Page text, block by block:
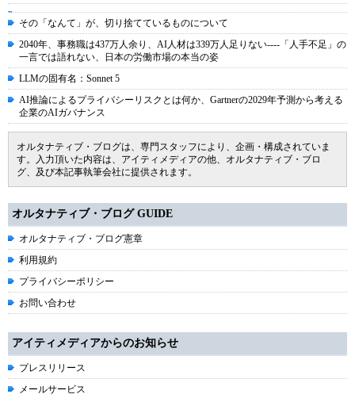
その「なんて」が、切り捨てているものについて
2040年、事務職は437万人余り、AI人材は339万人足りない----「人手不足」の
一言では語れない、日本の労働市場の本当の姿
LLMの固有名：Sonnet 5
AI推論によるプライバシーリスクとは何か、Gartnerの2029年予測から考える
企業のAIガバナンス
オルタナティブ・ブログは、専門スタッフにより、企画・構成されていま
す。入力頂いた内容は、アイティメディアの他、オルタナティブ・ブロ
グ、及び本記事執筆会社に提供されます。
オルタナティブ・ブログ GUIDE
オルタナティブ・ブログ憲章
利用規約
プライバシーポリシー
お問い合わせ
アイティメディアからのお知らせ
プレスリリース
メールサービス